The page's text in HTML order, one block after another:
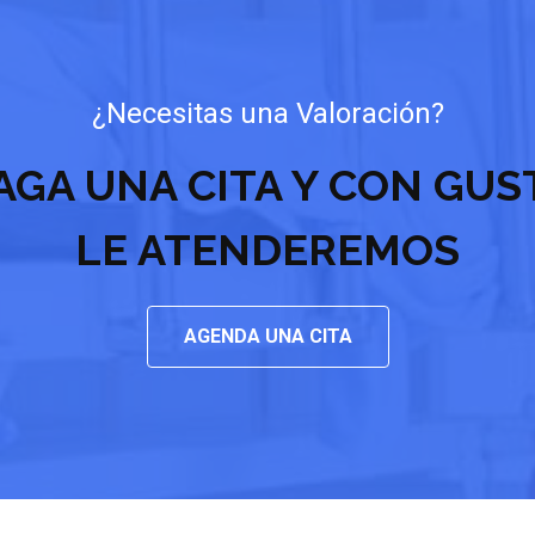
¿Necesitas una Valoración?
UNA CITA Y CON
LE ATENDEREMOS
AGENDA UNA CITA